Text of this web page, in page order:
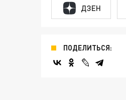
ДЗЕН
ПОДЕЛИТЬСЯ: